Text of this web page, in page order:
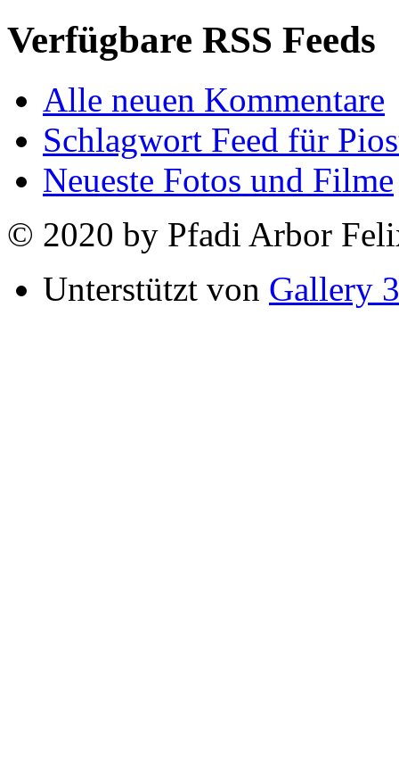
Verfügbare RSS Feeds
Alle neuen Kommentare
Schlagwort Feed für
Neueste Fotos und Filme
© 2020 by Pfadi Arbor
Unterstützt von Gallery